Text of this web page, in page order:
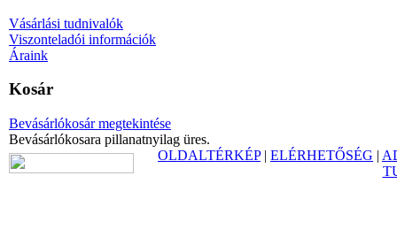
Vásárlási tudnivalók
Viszonteladói információk
Áraink
Kosár
Bevásárlókosár megtekintése
Bevásárlókosara pillanatnyilag üres.
OLDALTÉRKÉP| ELÉRHETŐSÉG |